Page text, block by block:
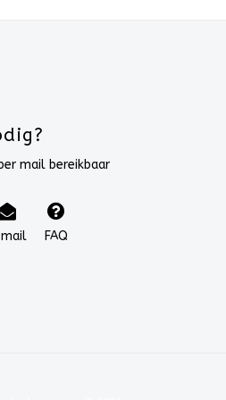
mail bereikbaar
FAQ